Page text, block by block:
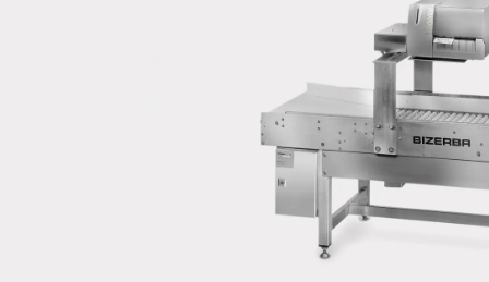
Настоящим я подтверждаю, что согласен с использованием
моих данных для обработки этого запроса
Дополнительную информацию можно найти вОбъявление